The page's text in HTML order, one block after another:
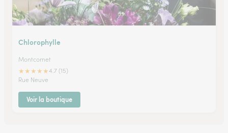
Chlorophylle
Montcornet
★★★★★4.7 (15)
Rue Neuve
Voir la boutique